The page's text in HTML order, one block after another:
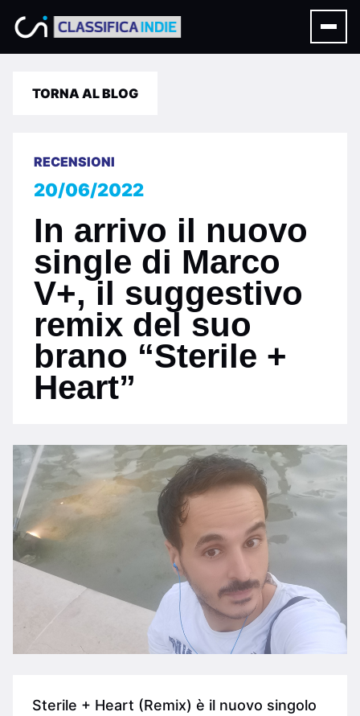
TORNA AL BLOG
RECENSIONI
20/06/2022
In arrivo il nuovo
single di Marco
V+, il suggestivo
remix del suo
brano “Sterile +
Heart”
Sterile + Heart (Remix) è il nuovo singolo